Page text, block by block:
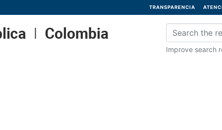
TRANSPARENCIA
Improve search